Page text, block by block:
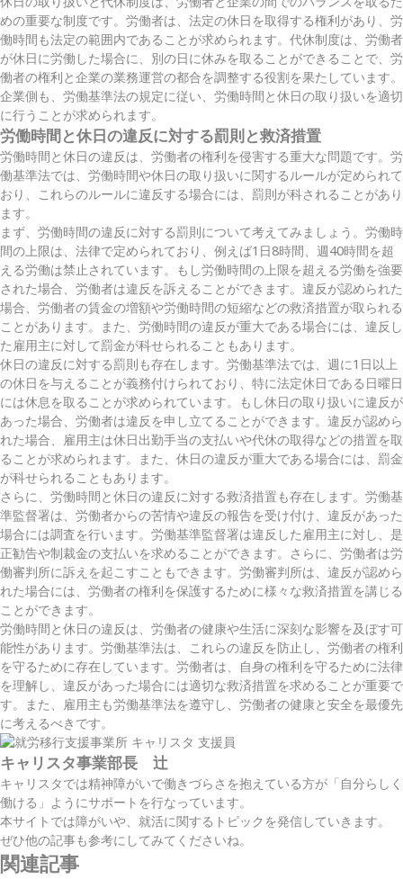
めの重要な制度です。労働者は、法定の休日を取得する権利があり、労
働時間も法定の範囲内であることが求められます。代休制度は、労働者
が休日に労働した場合に、別の日に休みを取ることができることで、労
働者の権利と企業の業務運営の都合を調整する役割を果たしています。
企業側も、労働基準法の規定に従い、労働時間と休日の取り扱いを適切
に行うことが求められます。
労働時間と休日の違反に対する罰則と救済措置
労働時間と休日の違反は、労働者の権利を侵害する重大な問題です。労
働基準法では、労働時間や休日の取り扱いに関するルールが定められて
おり、これらのルールに違反する場合には、罰則が科されることがあり
ます。
まず、労働時間の違反に対する罰則について考えてみましょう。労働時
間の上限は、法律で定められており、例えば1日8時間、週40時間を超
える労働は禁止されています。もし労働時間の上限を超える労働を強要
された場合、労働者は違反を訴えることができます。違反が認められた
場合、労働者の賃金の増額や労働時間の短縮などの救済措置が取られる
ことがあります。また、労働時間の違反が重大である場合には、違反し
た雇用主に対して罰金が科せられることもあります。
休日の違反に対する罰則も存在します。労働基準法では、週に1日以上
の休日を与えることが義務付けられており、特に法定休日である日曜日
には休息を取ることが求められています。もし休日の取り扱いに違反が
あった場合、労働者は違反を申し立てることができます。違反が認めら
れた場合、雇用主は休日出勤手当の支払いや代休の取得などの措置を取
ることが求められます。また、休日の違反が重大である場合には、罰金
が科せられることもあります。
さらに、労働時間と休日の違反に対する救済措置も存在します。労働基
準監督署は、労働者からの苦情や違反の報告を受け付け、違反があった
場合には調査を行います。労働基準監督署は違反した雇用主に対し、是
正勧告や制裁金の支払いを求めることができます。さらに、労働者は労
働審判所に訴えを起こすこともできます。労働審判所は、違反が認めら
れた場合には、労働者の権利を保護するために様々な救済措置を講じる
ことができます。
労働時間と休日の違反は、労働者の健康や生活に深刻な影響を及ぼす可
能性があります。労働基準法は、これらの違反を防止し、労働者の権利
を守るために存在しています。労働者は、自身の権利を守るために法律
を理解し、違反があった場合には適切な救済措置を求めることが重要で
す。また、雇用主も労働基準法を遵守し、労働者の健康と安全を最優先
に考えるべきです。
キャリスタ事業部長 辻
キャリスタでは精神障がいで働きづらさを抱えている方が「自分らしく
働ける」ようにサポートを行なっています。
本サイトでは障がいや、就活に関するトピックを発信していきます。
ぜひ他の記事も参考にしてみてくださいね。
関連記事